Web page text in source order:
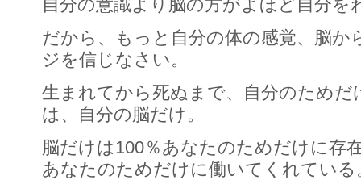
自分の意識より脳の方がよほど自分を
だから、もっと自分の体の感覚、脳か
ジを信じなさい。
生まれてから死ぬまで、自分のため
は、自分の脳だけ。
脳だけは100％あなたのためだけに存
あなたのためだけに働いてくれている